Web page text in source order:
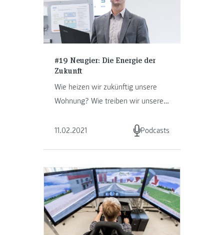
#19 Neugier: Die Energie der
Zukunft
Wie heizen wir zukünftig unsere
Wohnung? Wie treiben wir unsere
möglichst umweltschonend …
11.02.2021 Podcasts